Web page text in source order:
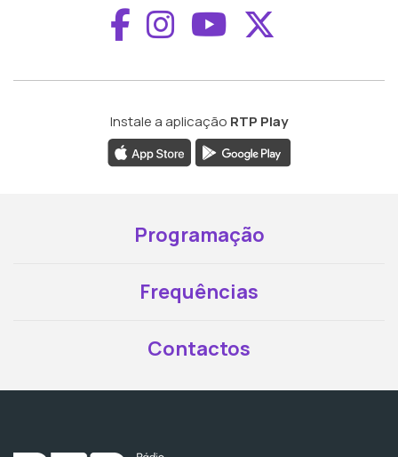
Aceder ao
Aceder ao
Aceder ao
Instale a aplicação RTP Play
Programação
Frequências
Contactos